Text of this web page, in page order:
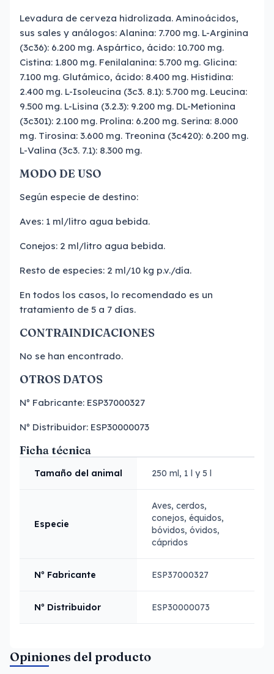
Levadura de cerveza hidrolizada. Aminoácidos,
sus sales y análogos: Alanina: 7.700 mg. L-Arginina
(3c36): 6.200 mg. Aspártico, ácido: 10.700 mg.
Cistina: 1.800 mg. Fenilalanina: 5.700 mg. Glicina:
7.100 mg. Glutámico, ácido: 8.400 mg. Histidina:
2.400 mg. L-Isoleucina (3c3. 8.1): 5.700 mg. Leucina:
9.500 mg. L-Lisina (3.2.3): 9.200 mg. DL-Metionina
(3c301): 2.100 mg. Prolina: 6.200 mg. Serina: 8.000
mg. Tirosina: 3.600 mg. Treonina (3c420): 6.200 mg.
L-Valina (3c3. 7.1): 8.300 mg.
MODO DE USO
Según especie de destino:
Aves: 1 ml/litro agua bebida.
Conejos: 2 ml/litro agua bebida.
Resto de especies: 2 ml/10 kg p.v./día.
En todos los casos, lo recomendado es un
tratamiento de 5 a 7 días.
CONTRAINDICACIONES
No se han encontrado.
OTROS DATOS
Nº Fabricante: ESP37000327
Nº Distribuidor: ESP30000073
Ficha técnica
Tamaño del animal 250 ml, 1 l y 5 l
Especie
Aves, cerdos,
conejos, équidos,
bóvidos, óvidos,
cápridos
Nº Fabricante ESP37000327
Nº Distribuidor ESP30000073
Opiniones del producto